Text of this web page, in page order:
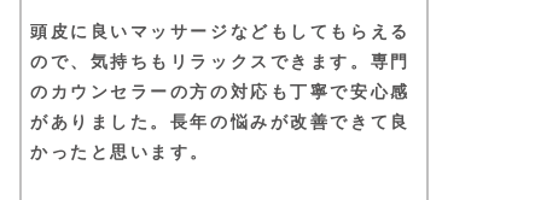
頭皮に良いマッサージなどもしてもらえる
ので、気持ちもリラックスできます。専門
のカウンセラーの方の対応も丁寧で安心感
がありました。長年の悩みが改善できて良
かったと思います。